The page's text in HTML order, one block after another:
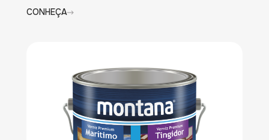
CONHEÇA